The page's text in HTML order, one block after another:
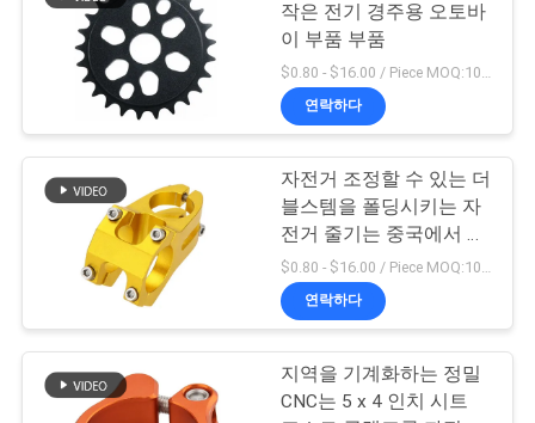
작은 전기 경주용 오토바
이 부품 부품
$0.80 - $16.00 / Piece MOQ:10개 부분
연락하다
자전거 조정할 수 있는 더
블스템을 폴딩시키는 자
전거 줄기는 중국에서 했
습니다
연락하다
지역을 기계화하는 정밀
CNC는 5 x 4 인치 시트